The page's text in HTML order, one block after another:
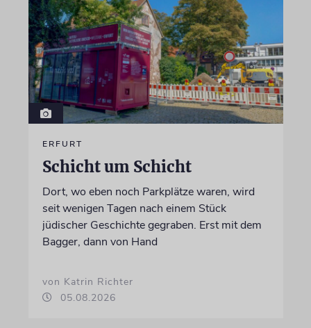
ERFURT
Schicht um Schicht
Dort, wo eben noch Parkplätze waren, wird
seit wenigen Tagen nach einem Stück
jüdischer Geschichte gegraben. Erst mit dem
Bagger, dann von Hand
von Katrin Richter
05.08.2026